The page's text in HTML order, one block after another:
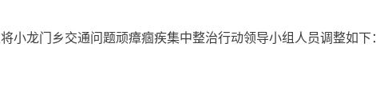
小龙门乡交通问题顽瘴痼疾集中整治行动领导小组人员调整如下：